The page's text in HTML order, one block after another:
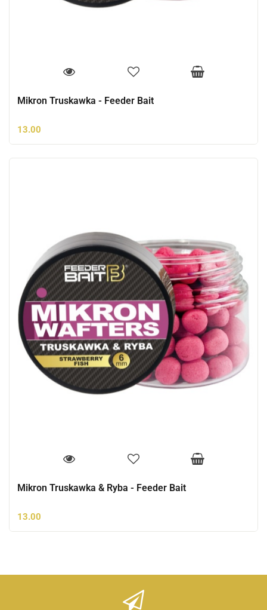
Mikron Truskawka - Feeder Bait
13.00
Mikron Truskawka & Ryba - Feeder Bait
13.00